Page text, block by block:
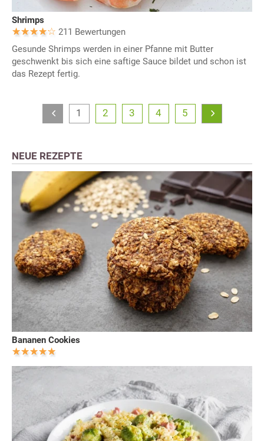
Shrimps
211 Bewertungen
Gesunde Shrimps werden in einer Pfanne mit Butter
geschwenkt bis sich eine saftige Sauce bildet und schon ist
das Rezept fertig.
1 2 3 4 5
NEUE REZEPTE
Bananen Cookies